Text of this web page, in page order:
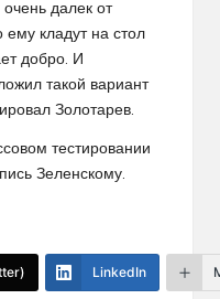
далек от
ему кладут на стол
добро. И
такой вариант
Золотарев.
тестировании
Зеленскому.
LinkedIn